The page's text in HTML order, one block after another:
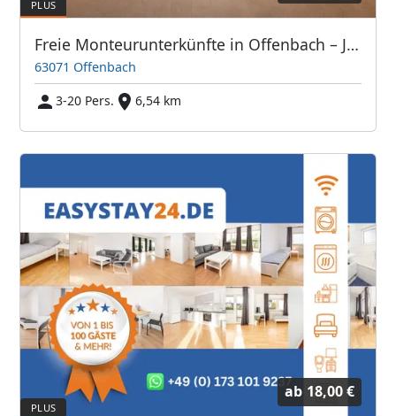
Freie Monteurunterkünfte in Offenbach – JETZT anrufen! Wir sprechen auch Polnisch
63071 Offenbach
3-20 Pers.
6,54 km
ab 18,00 €